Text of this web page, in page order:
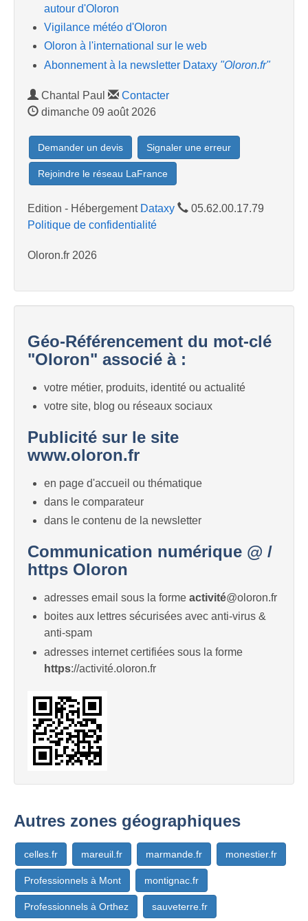
autour d'Oloron
Vigilance météo d'Oloron
Oloron à l'international sur le web
Abonnement à la newsletter Dataxy "Oloron.fr"
Chantal Paul
Contacter
dimanche 09 août 2026
Demander un devis Signaler une erreur
Rejoindre le réseau LaFrance
Edition - Hébergement Dataxy
05.62.00.17.79
Politique de confidentialité
Oloron.fr 2026
Géo-Référencement du mot-clé
"Oloron" associé à :
votre métier, produits, identité ou actualité
votre site, blog ou réseaux sociaux
Publicité sur le site
www.oloron.fr
en page d'accueil ou thématique
dans le comparateur
dans le contenu de la newsletter
Communication numérique @ /
https Oloron
adresses email sous la forme activité@oloron.fr
boites aux lettres sécurisées avec anti-virus &
anti-spam
adresses internet certifiées sous la forme
https://activité.oloron.fr
Autres zones géographiques
celles.fr mareuil.fr marmande.fr monestier.fr
Professionnels à Mont montignac.fr
Professionnels à Orthez sauveterre.fr